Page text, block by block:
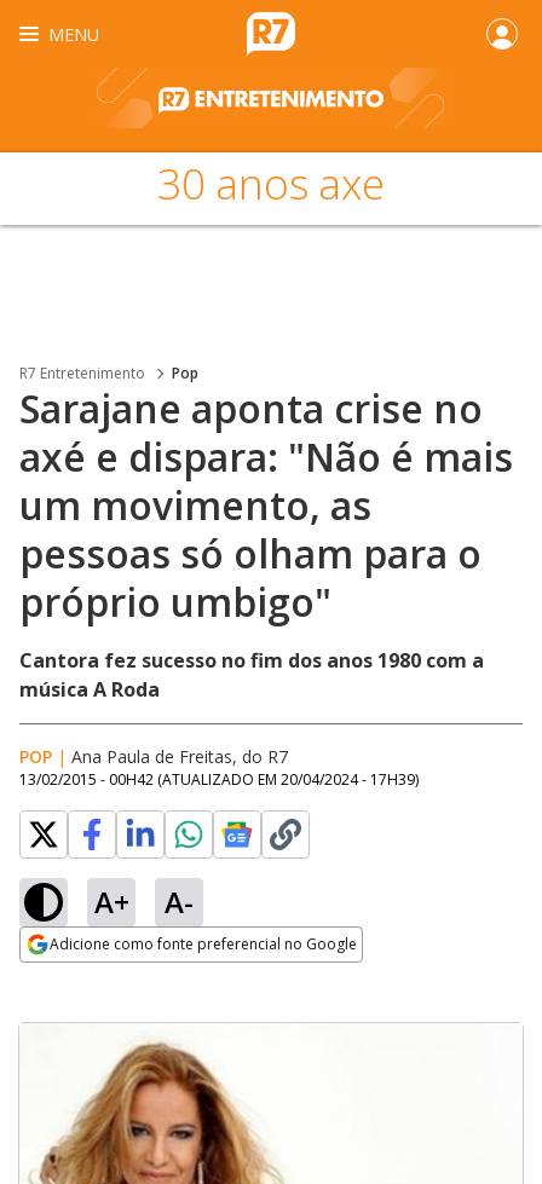
MENU
30 anos axe
R7 Entretenimento Pop
Sarajane aponta crise no
axé e dispara: "Não é mais
um movimento, as
pessoas só olham para o
próprio umbigo"
Cantora fez sucesso no fim dos anos 1980 com a
música A Roda
POP | Ana Paula de Freitas, do R7
13/02/2015 - 00H42 (ATUALIZADO EM 20/04/2024 - 17H39)
A+ A-
Adicione como fonte preferencial no Google